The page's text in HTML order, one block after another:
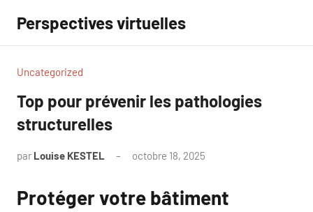
contenu
Perspectives virtuelles
Uncategorized
Top pour prévenir les pathologies
structurelles
par Louise KESTEL octobre 18, 2025
Protéger votre bâtiment